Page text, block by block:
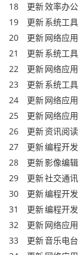
18
更新效率办公
19
更新系统工具
20
更新网络应用
21
更新系统工具
22
更新网络应用
23
更新系统工具
24
更新网络应用
25
更新网络应用
26
更新资讯阅读
27
更新编程开发
28
更新影像编辑
29
更新社交通讯
30
更新编程开发
31
更新编程开发
32
更新网络应用
33
更新音乐电台